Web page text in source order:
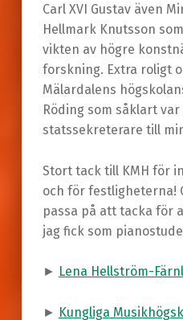
Carl XVI Gustav även
Hellmark Knutsson
vikten av högre
forskning. Extra roligt
Mälardalens
Röding som såklart
statssekreterare till
Stort tack till KMH för
och för festligheterna!
passa på att tacka för
jag fick som
► Lena Hellström-
► Kungliga